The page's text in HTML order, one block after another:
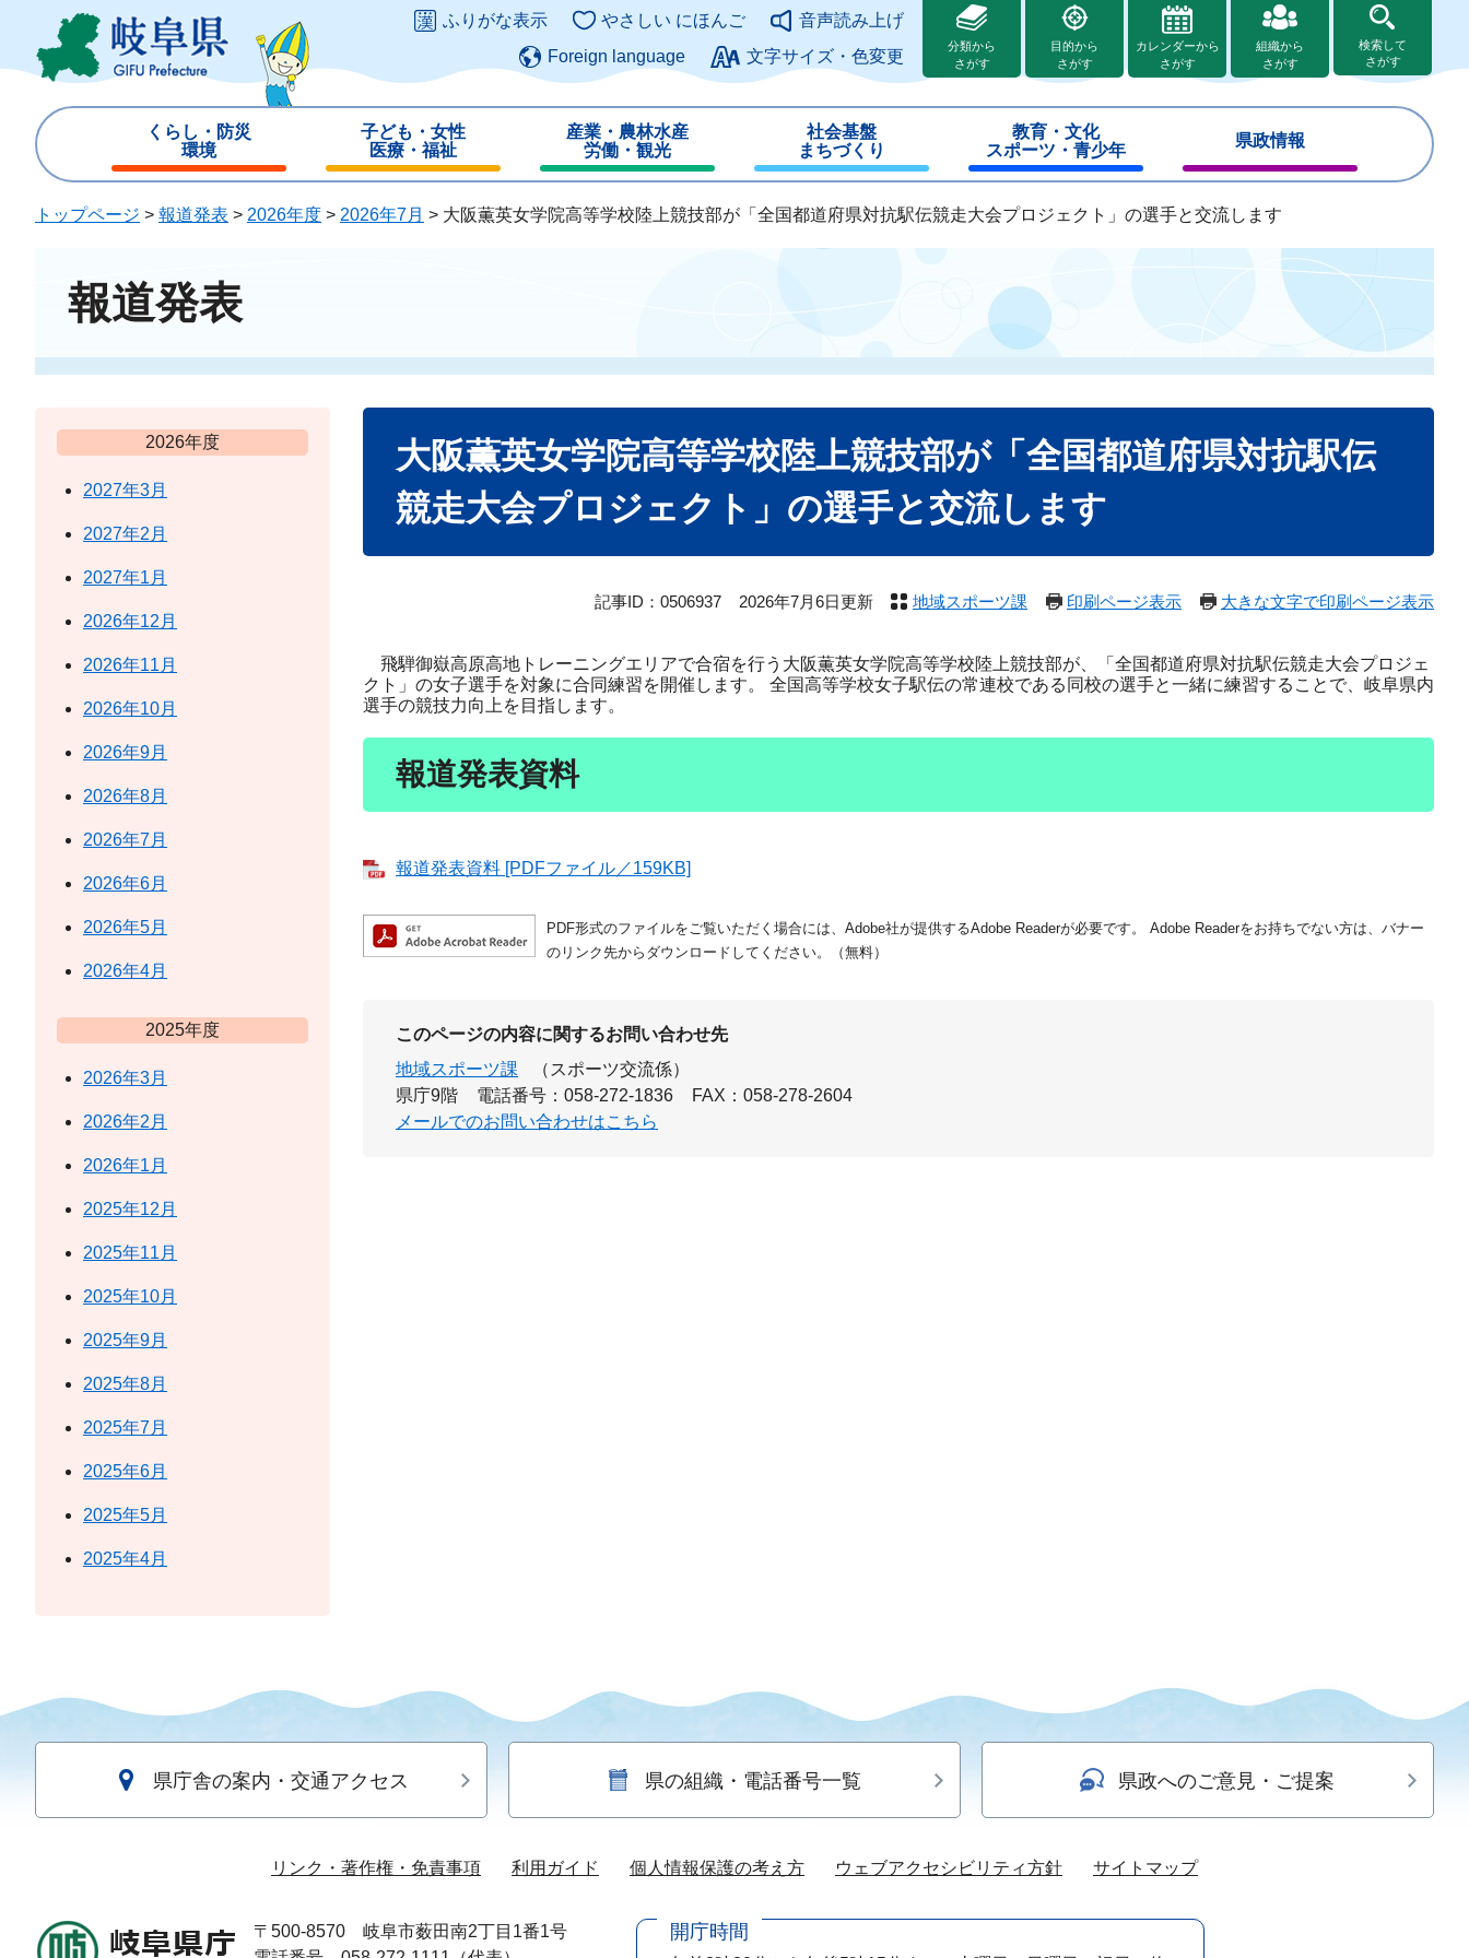
ジ
ュ
このページの本文へ
ふりがな表示 やさしい にほんご
音声読み上げ
Foreign language
文字サイズ・色変更
分類から
さがす
目的から
さがす
カレンダーから
さがす
組織から
さがす
検索して
さがす
くらし・防災
環境
子ども・女性
医療・福祉
産業・農林水産
労働・観光
社会基盤
まちづくり
教育・文化
スポーツ・青少年
県政情報
トップページ > 報道発表 > 2026年度 > 2026年7月 > 大阪薫英女学院高等学校陸上競技部が「全国都道府県対抗駅伝競走大会プロジェクト」の選手と交流します
報道発表
大阪薫英女学院高等学校陸上競技部が「全国都道府県対抗駅伝
競走大会プロジェクト」の選手と交流します
記事ID：0506937 2026年7月6日更新 地域スポーツ課 印刷ページ表示 大きな文字で印刷ページ表示
飛騨御嶽高原高地トレーニングエリアで合宿を行う大阪薫英女学院高等学校陸上競技部が、「全国都道府県対抗駅伝競走大会プロジェ
クト」の女子選手を対象に合同練習を開催します。 全国高等学校女子駅伝の常連校である同校の選手と一緒に練習することで、岐阜県内
選手の競技力向上を目指します。
報道発表資料
報道発表資料 [PDFファイル／159KB]
PDF形式のファイルをご覧いただく場合には、Adobe社が提供するAdobe Readerが必要です。
Adobe Readerをお持ちでない方は、バナー
のリンク先からダウンロードしてください。（無料）
このページの内容に関するお問い合わせ先
地域スポーツ課
（スポーツ交流係）
県庁9階
電話番号：058-272-1836
FAX：058-278-2604
メールでのお問い合わせはこちら
2026年度
2027年3月
2027年2月
2027年1月
2026年12月
2026年11月
2026年10月
2026年9月
2026年8月
2026年7月
2026年6月
2026年5月
2026年4月
2025年度
2026年3月
2026年2月
2026年1月
2025年12月
2025年11月
2025年10月
2025年9月
2025年8月
2025年7月
2025年6月
2025年5月
2025年4月
県庁舎の案内・交通アクセス 県の組織・電話番号一覧 県政へのご意見・ご提案
リンク・著作権・免責事項 利用ガイド 個人情報保護の考え方 ウェブアクセシビリティ方針 サイトマップ
〒500-8570
岐阜市薮田南2丁目1番1号
開庁時間